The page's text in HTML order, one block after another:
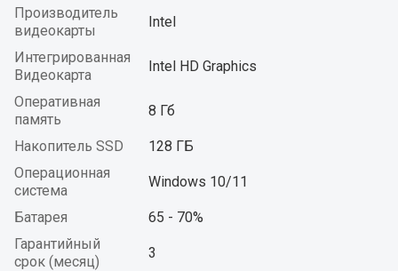
Производитель
видеокарты
Intel
Интегрированная
Видеокарта
Intel HD Graphics
Оперативная
память
8 Гб
Накопитель SSD
128 ГБ
Операционная
система
Windows 10/11
Батарея
65 - 70%
Гарантийный
срок (месяц)
3